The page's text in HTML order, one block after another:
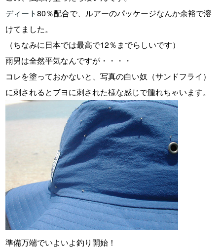
ディート80％配合で、ルアーのパッケージなんか余裕で溶
けてました。
（ちなみに日本では最高で12％までらしいです）
雨男は全然平気なんですが・・・・
コレを塗っておかないと、写真の白い奴（サンドフライ）
に刺されるとブヨに刺された様な感じで腫れちゃいます。
準備万端でいよいよ釣り開始！